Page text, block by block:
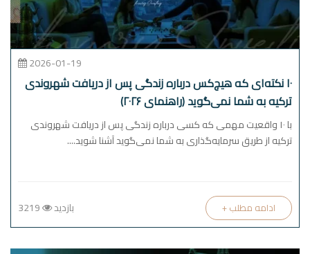
2026-01-19
۱۰ نکته‌ای که هیچ‌کس درباره زندگی پس از دریافت شهروندی
ترکیه به شما نمی‌گوید (راهنمای ۲۰۲۶)
با ۱۰ واقعیت مهمی که کسی درباره زندگی پس از دریافت شهروندی
ترکیه از طریق سرمایه‌گذاری به شما نمی‌گوید آشنا شوید....
بازدید + ادامه مطلب